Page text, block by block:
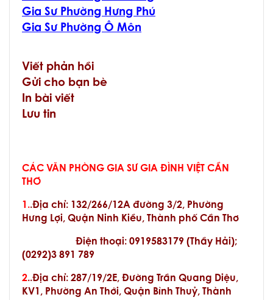
Gia Sư Phường Hưng Phú
Gia Sư Phường Ô Môn
Viết phản hồi
Gửi cho bạn bè
In bài viết
Lưu tin
CÁC VĂN PHÒNG GIA SƯ GIA ĐÌNH VIỆT CẦN
THƠ
1..Địa chỉ: 132/266/12A đường 3/2, Phường
Hưng Lợi, Quận Ninh Kiều, Thành phố Cần Thơ
Điện thoại: 0919583179 (Thầy Hải);
(0292)3 891 789
2..Địa chỉ: 287/19/2E, Đường Trần Quang Diệu,
KV1, Phường An Thới, Quận Bình Thuỷ, Thành